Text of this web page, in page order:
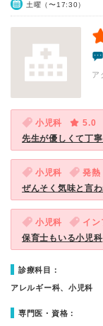
土曜（〜17:30）
ア
小児科
5.0
先生が優しくて丁
小児科 発熱
ぜんそく気味と言
小児科 イン
保育士もいる小児科
診療科目：
アレルギー科、小児科
専門医・資格：